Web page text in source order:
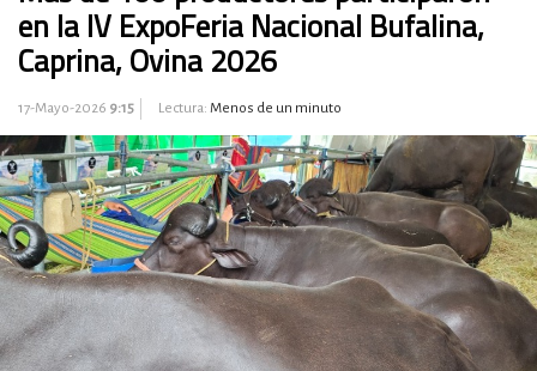
en la IV ExpoFeria Nacional Bufalina,
Caprina, Ovina 2026
17-Mayo-2026 9:15 Lectura: Menos de un minuto